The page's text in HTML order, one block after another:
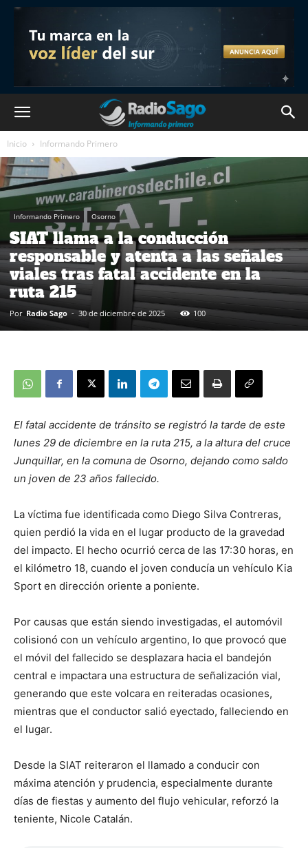
Inicio Informando Primero
Informando Primero Osorno
SIAT llama a la conducción
responsable y atenta a las señales
viales tras fatal accidente en la
ruta 215
Por Radio Sago - 30 de diciembre de 2025 100
El fatal accidente de tránsito se registró la tarde de este
lunes 29 de diciembre en la ruta 215, a la altura del cruce
Junquillar, en la comuna de Osorno, dejando como saldo
un joven de 23 años fallecido.
La víctima fue identificada como Diego Silva Contreras,
quien perdió la vida en el lugar producto de la gravedad
del impacto. El hecho ocurrió cerca de las 17:30 horas, en
el kilómetro 18, cuando el joven conducía un vehículo Kia
Sport en dirección oriente a poniente.
Por causas que están siendo investigadas, el automóvil
colisionó con un vehículo argentino, lo que provocó que
el móvil del fallecido se desplazara hacia el bandejón
central e impactara una estructura de señalización vial,
generando que este volcara en reiteradas ocasiones,
mientras que el conductor salió eyectado, falleciendo en
el lugar.
Desde la SIAT reiteraron el llamado a conducir con
máxima atención y prudencia, especialmente durante
días de fiestas y aumento del flujo vehicular, reforzó la
teniente, Nicole Catalán.